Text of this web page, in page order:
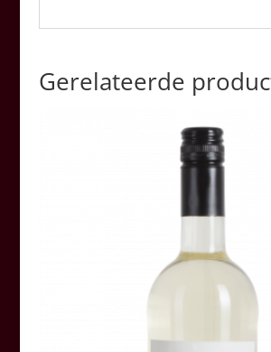
Gerelateerde